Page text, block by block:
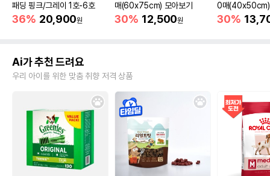
패딩 핑크/그레이 1호-6호
36% 20,900원
매(60x75cm) 모아보기
30% 12,500원
0매(40x50cm)
30%
Ai가 추천 드려요
우리 아이를 위한 맞춤 취향 저격 상품